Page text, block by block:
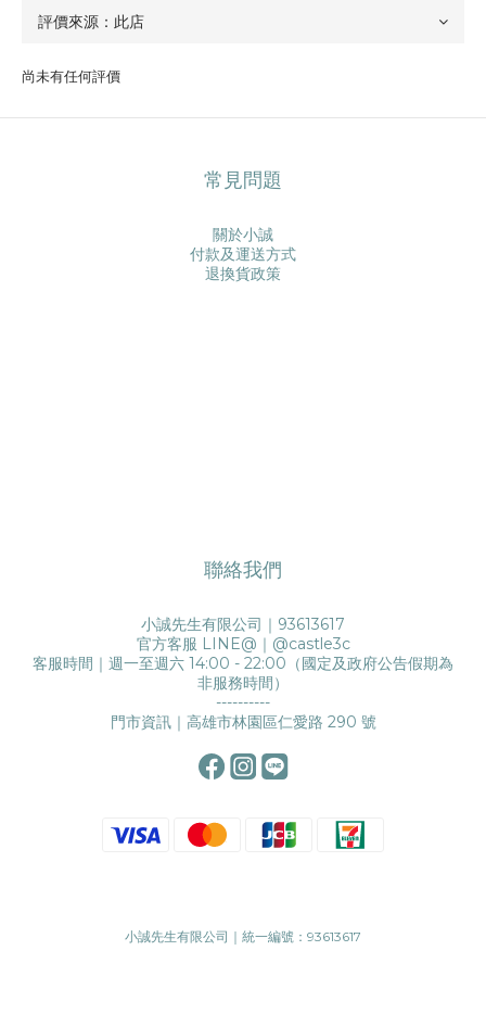
尚未有任何評價
常見問題
關於小誠
付款及運送方式
退換貨政策
聯絡我們
小誠先生有限公司｜93613617
官方客服 LINE@｜ @castle3c
客服時間｜週一至週六 14:00 - 22:00（國定及政府公告假期為
非服務時間）
----------
門市資訊｜高雄市林園區仁愛路 290 號
小誠先生有限公司｜統一編號：93613617